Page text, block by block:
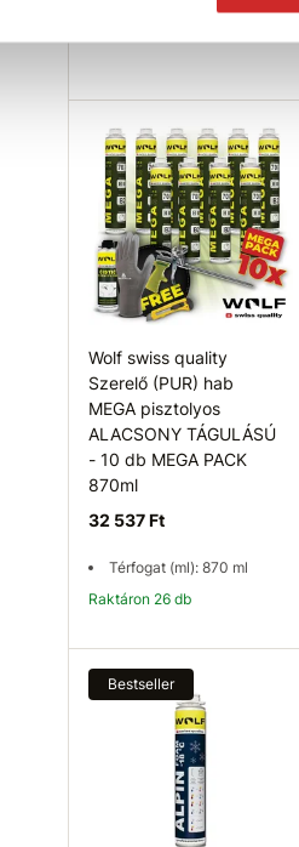
Kosárba
Wolf swiss quality
Szerelő (PUR) hab
MEGA pisztolyos
ALACSONY TÁGULÁSÚ
- 10 db MEGA PACK
870ml
32 537 Ft
Térfogat (ml): 870 ml
Raktáron 26 db
Kosárba
Bestseller